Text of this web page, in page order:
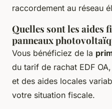
raccordement au réseau
Quelles sont les aides
panneaux
Vous bénéficiez de la
du tarif de rachat EDF
et des aides locales
votre situation fiscale.